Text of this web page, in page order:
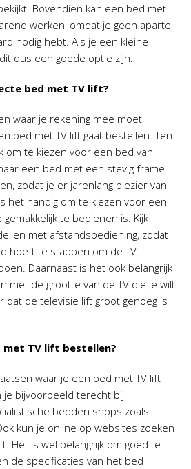
Bovendien kan een bed met
werken, omdat je geen aparte
nodig hebt. Als je een kleine
dus een goede optie zijn.
bed met TV lift?
waar je rekening mee moet
bed met TV lift gaat bestellen. Ten
om te kiezen voor een bed van
een bed met een stevig frame
zodat je er jarenlang plezier van
het handig om te kiezen voor een
te bedienen is. Kijk
met afstandsbediening, zodat
hoeft te stappen om de TV
Daarnaast is het ook belangrijk
met de grootte van de TV die je wilt
dat de televisie lift groot genoeg is
met TV lift bestellen?
waar je een bed met TV lift
je bijvoorbeeld terecht bij
bedden shops zoals
kun je online op websites zoeken
Het is wel belangrijk om goed te
de specificaties van het bed